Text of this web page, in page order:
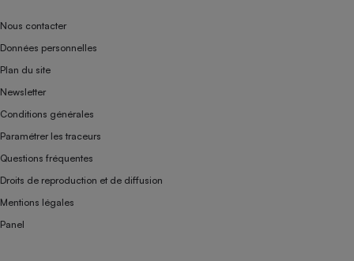
Nous contacter
Données personnelles
Plan du site
Newsletter
Conditions générales
Paramétrer les traceurs
Questions fréquentes
Droits de reproduction et de diffusion
Mentions légales
Panel